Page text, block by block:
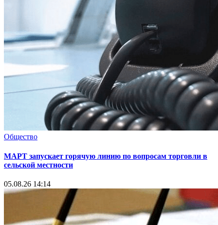
Общество
МАРТ запускает горячую линию по вопросам торговли в
сельской местности
05.08.26 14:14